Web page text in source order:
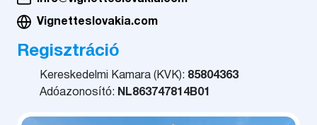
Vignetteslovakia.com
Regisztráció
Kereskedelmi Kamara (KVK): 85804363
Adóazonosító: NL863747814B01